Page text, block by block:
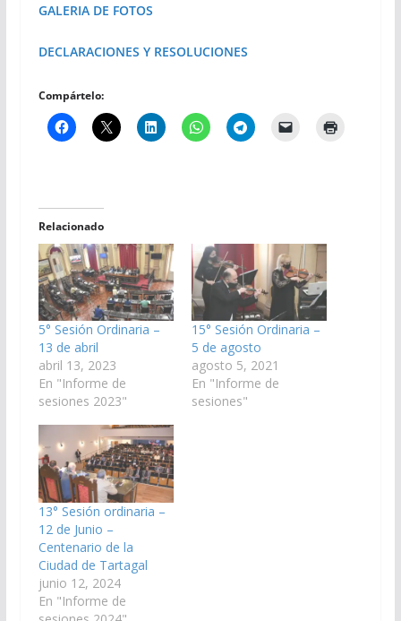
GALERIA DE FOTOS
DECLARACIONES Y RESOLUCIONES
Compártelo:
Relacionado
5° Sesión Ordinaria –
13 de abril
abril 13, 2023
En "Informe de
sesiones 2023"
15° Sesión Ordinaria –
5 de agosto
agosto 5, 2021
En "Informe de
sesiones"
13° Sesión ordinaria –
12 de Junio –
Centenario de la
Ciudad de Tartagal
junio 12, 2024
En "Informe de